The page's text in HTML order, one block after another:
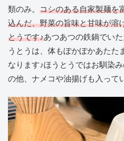
類のみ。 コシのある自家製麺を
込んだ、野菜の旨味と甘味が溶
とうです♪あつあつの鉄鍋でい
うとうは、体もぽかぽかあたた
なります♪ほうとうではお馴染
の他、ナメコや油揚げも入って